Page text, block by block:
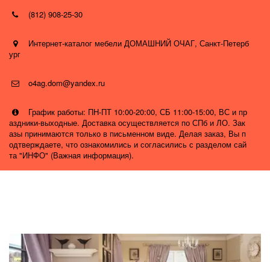
(812) 908-25-30
Интернет-каталог мебели ДОМАШНИЙ ОЧАГ, Санкт-Петерб
ург
o4ag.dom@yandex.ru
График работы: ПН-ПТ 10:00-20:00, СБ 11:00-15:00, ВС и пр
аздники-выходные. Доставка осуществляется по СПб и ЛО. Зак
азы принимаются только в письменном виде. Делая заказ, Вы п
одтверждаете, что ознакомились и согласились с разделом сай
та "ИНФО" (Важная информация).